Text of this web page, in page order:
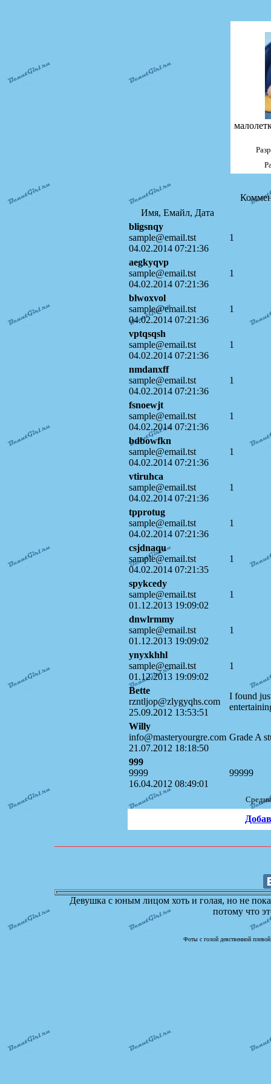
Имя, Емайл, Дата
bligsnqy
sample@email.tst
04.02.2014 07:21:36
1
aegkyqvp
sample@email.tst
04.02.2014 07:21:36
1
blwoxvol
sample@email.tst
04.02.2014 07:21:36
1
vptqsqsh
sample@email.tst
04.02.2014 07:21:36
1
nmdanxff
sample@email.tst
04.02.2014 07:21:36
1
fsnoewjt
sample@email.tst
04.02.2014 07:21:36
1
bdbowfkn
sample@email.tst
04.02.2014 07:21:36
1
vtiruhca
sample@email.tst
04.02.2014 07:21:36
1
tpprotug
sample@email.tst
04.02.2014 07:21:36
1
csjdnaqu
sample@email.tst
04.02.2014 07:21:35
1
spykcedy
sample@email.tst
01.12.2013 19:09:02
1
dnwlrmmy
sample@email.tst
01.12.2013 19:09:02
1
ynyxkhhl
sample@email.tst
01.12.2013 19:09:02
1
Bette
rzntljop@zlygyqhs.com
25.09.2012 13:53:51
I found
Willy
info@masteryourgre.com
21.07.2012 18:18:50
Grade A
999
9999
16.04.2012 08:49:01
99999
Девушка с юным лицом хоть и голая, но не
потому что
Фоты с голой девственной